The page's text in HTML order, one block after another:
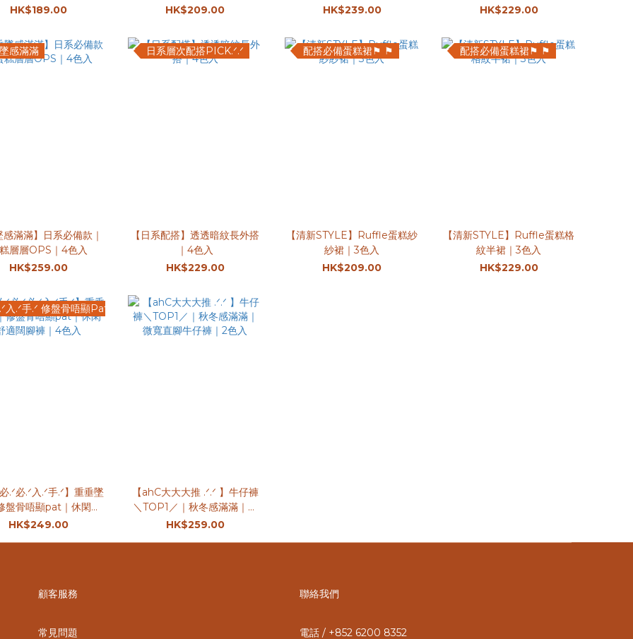
HK$189.00
HK$209.00
HK$239.00
HK$229.00
感滿滿
感滿滿】日系必備款｜
層層OPS｜4色入
HK$259.00
日系層次配搭PICK.ᐟ.ᐟ
【日系配搭】透透暗紋長外搭
｜4色入
HK$229.00
配搭必備蛋糕裙⚑ ⚑
【清新STYLE】Ruffle蛋糕紗
紗裙｜3色入
HK$209.00
配搭必備蛋糕裙⚑ ⚑
【清新STYLE】Ruffle蛋糕格
紋半裙｜3色入
HK$229.00
入.ᐟ手.ᐟ 修盤骨唔顯Pat
必.ᐟ必.ᐟ入.ᐟ手.ᐟ】重垂墜
盤骨唔顯pat｜休閑舒
適闊腳褲｜4色入
HK$249.00
【ahC大大大推 .ᐟ.ᐟ 】牛仔褲
＼TOP1／｜秋冬感滿滿｜微
寬直腳牛仔褲｜2色入
HK$259.00
顧客服務
常見問題
聯絡我們
電話 / +852 6200 8352